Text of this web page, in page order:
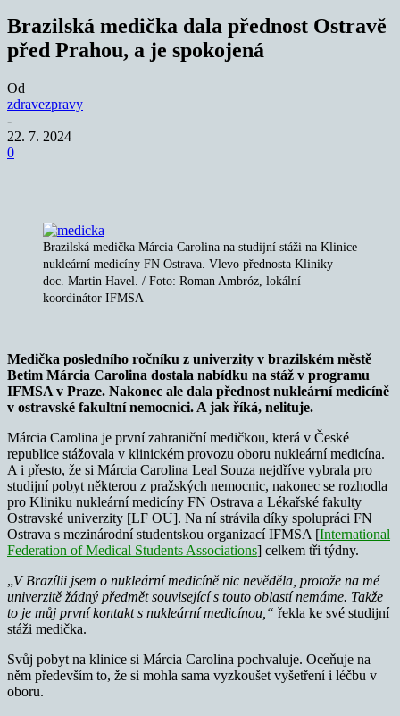
Brazilská medička dala přednost Ostravě
před Prahou, a je spokojená
Od
zdravezpravy
-
22. 7. 2024
0
Brazilská medička Márcia Carolina na studijní stáži na Klinice
nukleární medicíny FN Ostrava. Vlevo přednosta Kliniky
doc. Martin Havel. / Foto: Roman Ambróz, lokální
koordinátor IFMSA
Medička posledního ročníku z univerzity v brazilském městě
Betim Márcia Carolina dostala nabídku na stáž v programu
IFMSA v Praze. Nakonec ale dala přednost nukleární medicíně
v ostravské fakultní nemocnici. A jak říká, nelituje.
Márcia Carolina je první zahraniční medičkou, která v České
republice stážovala v klinickém provozu oboru nukleární medicína.
A i přesto, že si Márcia Carolina Leal Souza nejdříve vybrala pro
studijní pobyt některou z pražských nemocnic, nakonec se rozhodla
pro Kliniku nukleární medicíny FN Ostrava a Lékařské fakulty
Ostravské univerzity [LF OU]. Na ní strávila díky spolupráci FN
Ostrava s mezinárodní studentskou organizací IFMSA [International
Federation of Medical Students Associations] celkem tři týdny.
„V Brazílii jsem o nukleární medicíně nic nevěděla, protože na mé
univerzitě žádný předmět související s touto oblastí nemáme. Takže
to je můj první kontakt s nukleární medicínou,“ řekla ke své studijní
stáži medička.
Svůj pobyt na klinice si Márcia Carolina pochvaluje. Oceňuje na
něm především to, že si mohla sama vyzkoušet vyšetření i léčbu v
oboru.